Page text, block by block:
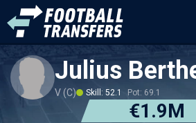
Julius
V (C) Skill: 52.1 Pot: 69.1
€1.9M